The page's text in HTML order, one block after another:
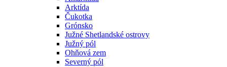
Arktída
Čukotka
Grónsko
Južné Shetlandské ostrovy
Južný pól
Ohňová zem
Severný pól